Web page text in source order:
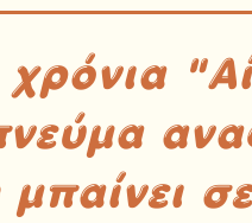
μπαίνει